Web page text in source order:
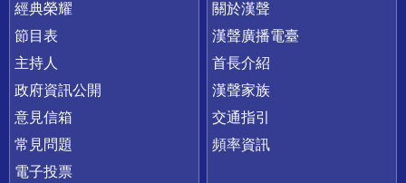
快速連結
經典榮耀
節目表
主持人
政府資訊公開
意見信箱
常見問題
電子投票
關於漢聲
漢聲廣播電臺
首長介紹
漢聲家族
交通指引
頻率資訊